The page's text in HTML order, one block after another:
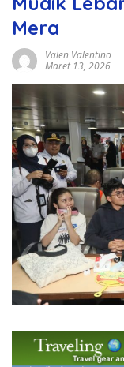
Mera
Valen Valentino
Maret 13, 2026